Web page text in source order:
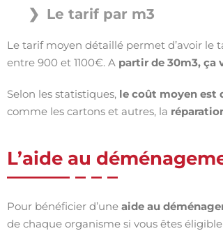
Le tarif par m3
Le tarif moyen détaillé permet d’avoir le
entre 900 et 1100€. A partir de 30m3, ça
Selon les statistiques, le coût moyen est
comme les cartons et autres, la
L’aide au
Pour bénéficier d’une aide au
de chaque organisme si vous êtes éligible